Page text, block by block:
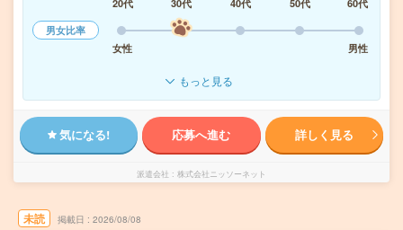
20代
30代 40代 50代
60代
男女比率
女性
男性
もっと見る
気になる! 応募へ進む 詳しく見る
派遣会社 株式会社ニッソーネット
未読 掲載日 2026/08/08